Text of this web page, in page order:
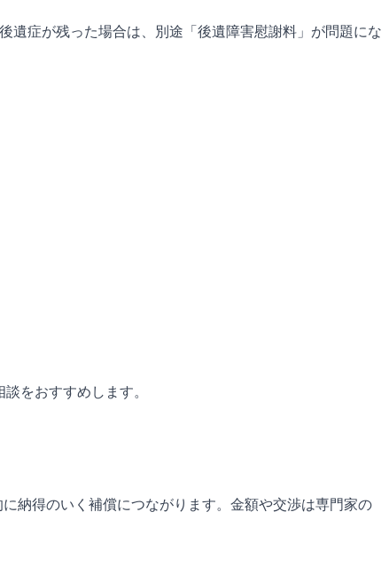
遺症が残った場合は、別途「後遺障害慰謝料」が問題にな
をおすすめします。
納得のいく補償につながります。金額や交渉は専門家の